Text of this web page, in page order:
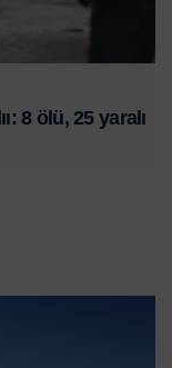
8 ölü, 25 yaralı